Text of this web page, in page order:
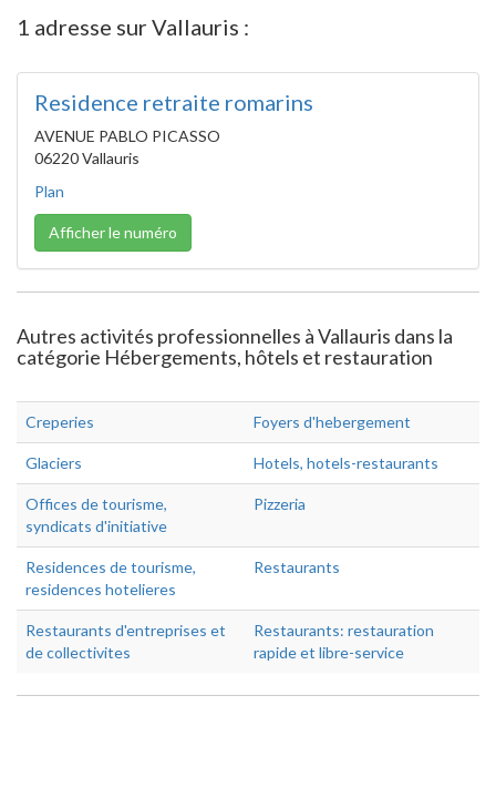
1 adresse sur Vallauris :
Residence retraite romarins
AVENUE PABLO PICASSO
06220 Vallauris
Plan
Afficher le numéro
Autres activités professionnelles à Vallauris dans la
catégorie Hébergements, hôtels et restauration
Creperies Foyers d'hebergement
Glaciers Hotels, hotels-restaurants
Offices de tourisme,
syndicats d'initiative
Pizzeria
Residences de tourisme,
residences hotelieres
Restaurants
Restaurants d'entreprises et
de collectivites
Restaurants: restauration
rapide et libre-service